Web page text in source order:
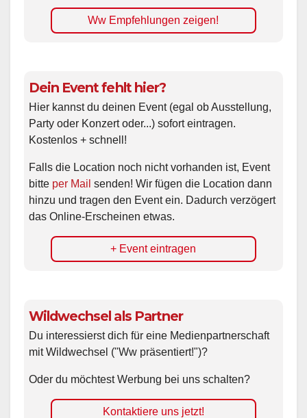
Ww Empfehlungen zeigen!
Dein Event fehlt hier?
Hier kannst du deinen Event (egal ob Ausstellung,
Party oder Konzert oder...) sofort eintragen.
Kostenlos + schnell!
Falls die Location noch nicht vorhanden ist, Event
bitte per Mail senden! Wir fügen die Location dann
hinzu und tragen den Event ein. Dadurch verzögert
das Online-Erscheinen etwas.
+ Event eintragen
Wildwechsel als Partner
Du interessierst dich für eine Medienpartnerschaft
mit Wildwechsel ("Ww präsentiert!")?
Oder du möchtest Werbung bei uns schalten?
Kontaktiere uns jetzt!